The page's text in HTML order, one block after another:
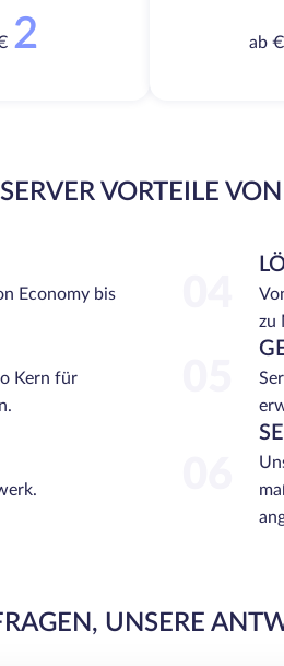
2 ab €
VORTEILE
Economy bis
zu
Kern für
UNSERE